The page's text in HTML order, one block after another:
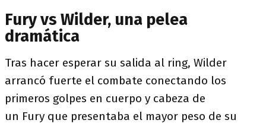
Fury vs Wilder, una pelea
dramática
Tras hacer esperar su salida al ring, Wilder
arrancó fuerte el combate conectando los
primeros golpes en cuerpo y cabeza de
un Fury que presentaba el mayor peso de su